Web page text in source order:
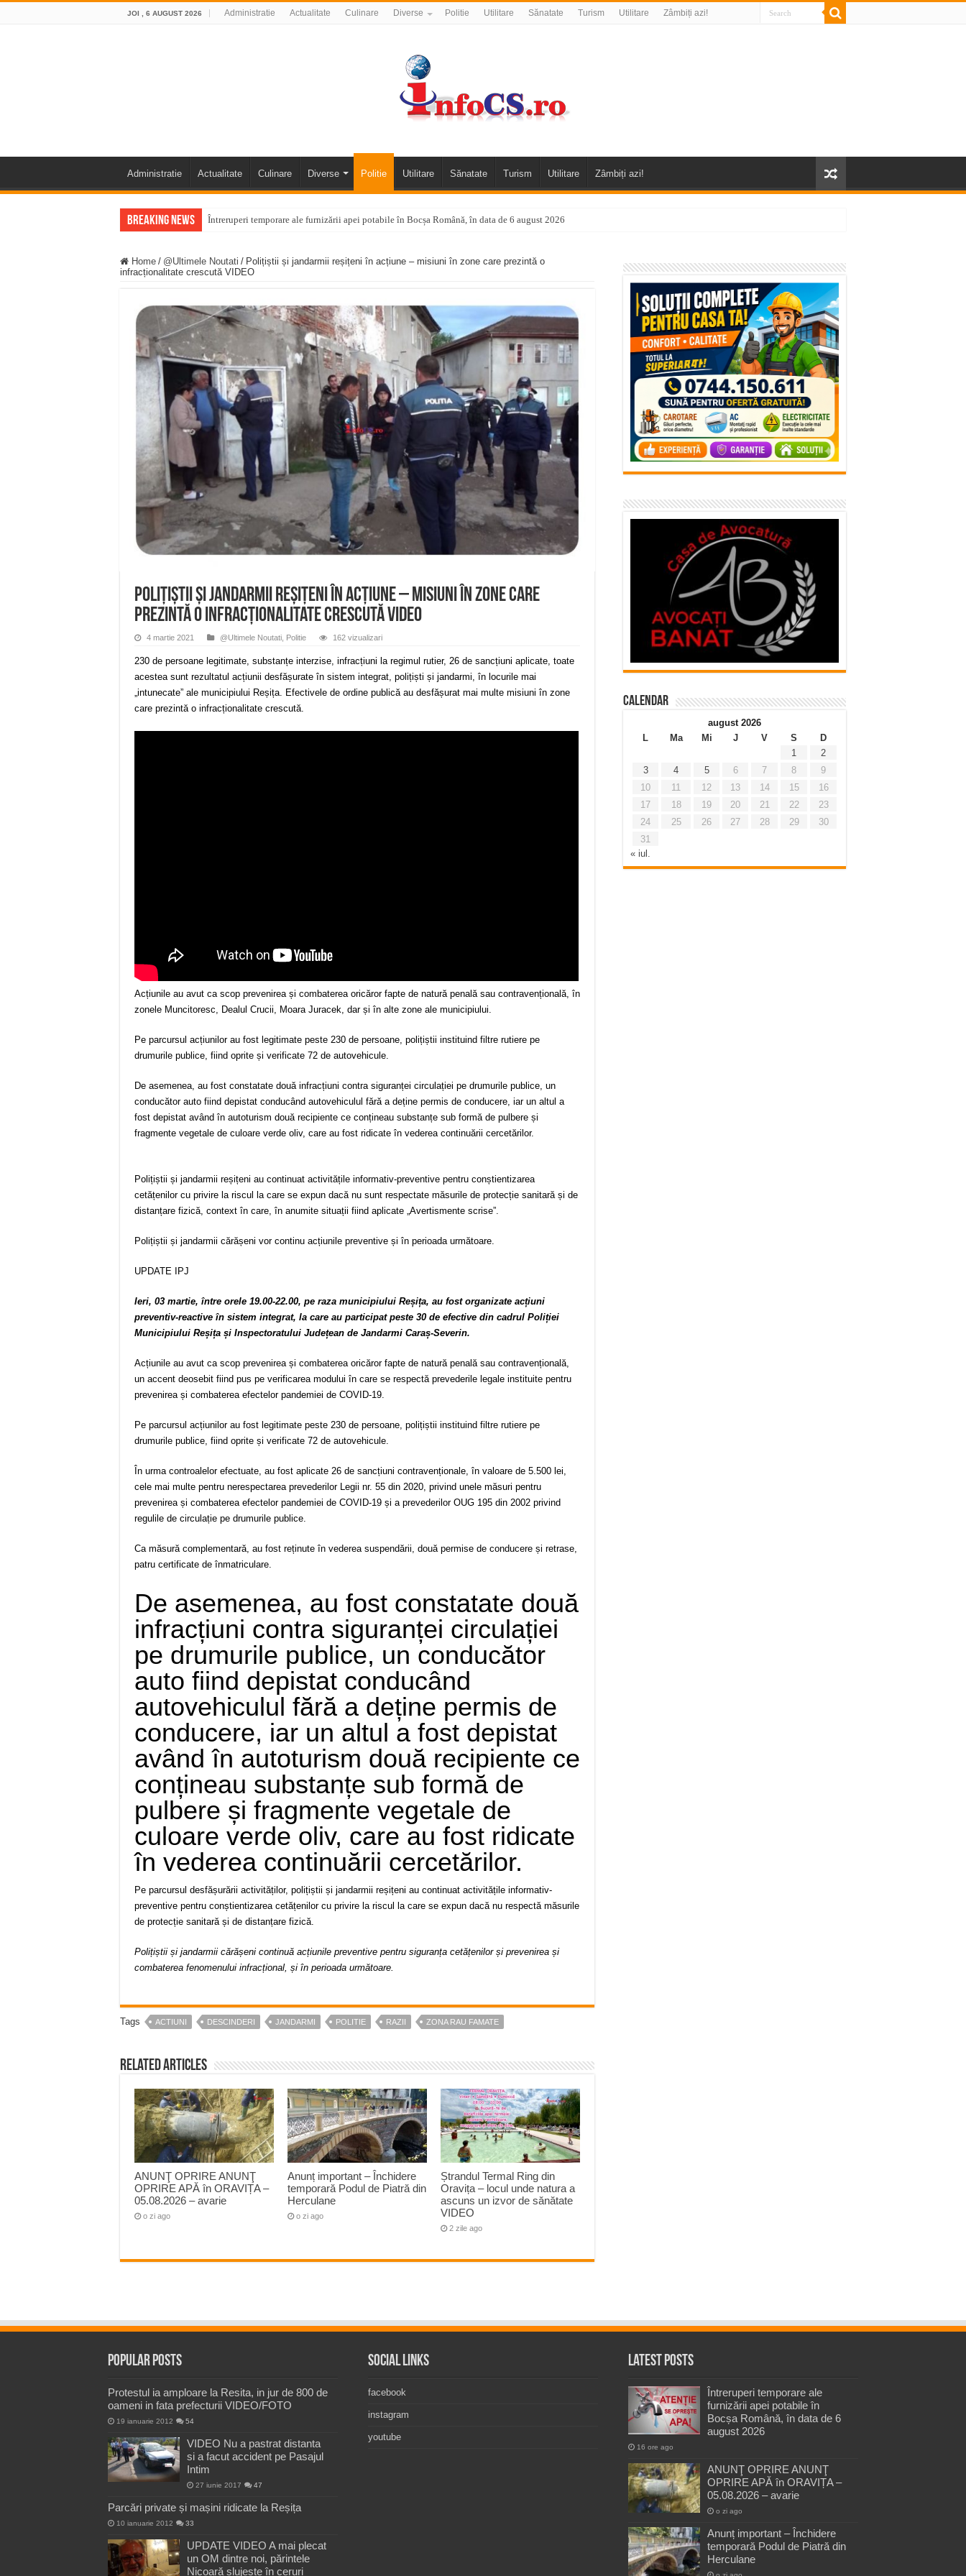
JOI , 6 AUGUST 2026 Administratie Actualitate Culinare Diverse Politie Utilitare Sănatate Turism Utilitare Zâmbiți azi!
Administratie Actualitate Culinare Diverse Politie Utilitare Sănatate Turism Utilitare Zâmbiți azi!
Breaking News Întreruperi temporare ale furnizării apei potabile în Bocșa Română, în data de 6 august 2026
Anunț important – Închidere temporară Podul de Piatră din Herculane
Miresme de lavandă, mentă și flori de vară și râsete de copii la Carașova VIDEO
ANUNȚ OPRIRE APĂ în Reșița – avarie – 04.08.2026 – str. Văliugului și Plastomet
ANUNŢ OPRIRE APĂ în CARANSEBEȘ – 04.08.2026 – avarie – Calea Severinului
ANUNŢ OPRIRE APĂ în CARANSEBEȘ avarie
ANUNȚ OPRIRE APĂ în Reșița, cartier Țerova – avarie – 04.08.2026
ANUNȚ OPRIRE APĂ în Reșița – avarie – 03.08.2026 – Calea Caransebeșului
Home / @Ultimele Noutati / Polițiștii și jandarmii reșițeni în acțiune – misiuni în zone care prezintă o
infracționalitate crescută VIDEO
Polițiștii și jandarmii reșițeni în acțiune – misiuni în zone care
prezintă o infracționalitate crescută VIDEO
4 martie 2021 @Ultimele Noutati Politie 162 vizualizari
230 de persoane legitimate, substanțe interzise, infracțiuni la regimul rutier, 26 de sancțiuni aplicate, toate
acestea sunt rezultatul acțiunii desfășurate în sistem integrat, polițiști și jandarmi, în locurile mai
„intunecate” ale municipiului Reșița. Efectivele de ordine publică au desfășurat mai multe misiuni în zone
care prezintă o infracționalitate crescută.
Acțiunile au avut ca scop prevenirea și combaterea oricăror fapte de natură penală sau contravențională, în
zonele Muncitoresc, Dealul Crucii, Moara Juracek, dar și în alte zone ale municipiului.
Pe parcursul acțiunilor au fost legitimate peste 230 de persoane, polițiștii instituind filtre rutiere pe
drumurile publice, fiind oprite și verificate 72 de autovehicule.
De asemenea, au fost constatate două infracțiuni contra siguranței circulației pe drumurile publice, un
conducător auto fiind depistat conducând autovehiculul fără a deține permis de conducere, iar un altul a
fost depistat având în autoturism două recipiente ce conțineau substanțe sub formă de pulbere și
fragmente vegetale de culoare verde oliv, care au fost ridicate în vederea continuării cercetărilor.
Polițiștii și jandarmii reșițeni au continuat activitățile informativ-preventive pentru conștientizarea
cetățenilor cu privire la riscul la care se expun dacă nu sunt respectate măsurile de protecție sanitară și de
distanțare fizică, context în care, în anumite situații fiind aplicate „Avertismente scrise”.
Polițiștii și jandarmii cărășeni vor continu acțiunile preventive și în perioada următoare.
UPDATE IPJ
Ieri, 03 martie, între orele 19.00-22.00, pe raza municipiului Reșița, au fost organizate acțiuni
preventiv-reactive în sistem integrat, la care au participat peste 30 de efective din cadrul Poliției
Municipiului Reșița și Inspectoratului Județean de Jandarmi Caraș-Severin.
Acțiunile au avut ca scop prevenirea și combaterea oricăror fapte de natură penală sau contravențională,
un accent deosebit fiind pus pe verificarea modului în care se respectă prevederile legale instituite pentru
prevenirea și combaterea efectelor pandemiei de COVID-19.
Pe parcursul acțiunilor au fost legitimate peste 230 de persoane, polițiștii instituind filtre rutiere pe
drumurile publice, fiind oprite și verificate 72 de autovehicule.
În urma controalelor efectuate, au fost aplicate 26 de sancțiuni contravenționale, în valoare de 5.500 lei,
cele mai multe pentru nerespectarea prevederilor Legii nr. 55 din 2020, privind unele măsuri pentru
prevenirea și combaterea efectelor pandemiei de COVID-19 și a prevederilor OUG 195 din 2002 privind
regulile de circulație pe drumurile publice.
Ca măsură complementară, au fost reținute în vederea suspendării, două permise de conducere și retrase,
patru certificate de înmatriculare.
De asemenea, au fost constatate două
infracțiuni contra siguranței circulației
pe drumurile publice, un conducător
auto fiind depistat conducând
autovehiculul fără a deține permis de
conducere, iar un altul a fost depistat
având în autoturism două recipiente ce
conțineau substanțe sub formă de
pulbere și fragmente vegetale de
culoare verde oliv, care au fost ridicate
în vederea continuării cercetărilor.
Pe parcursul desfășurării activităților, polițiștii și jandarmii reșițeni au continuat activitățile informativ-
preventive pentru conștientizarea cetățenilor cu privire la riscul la care se expun dacă nu respectă măsurile
de protecție sanitară și de distanțare fizică.
Polițiștii și jandarmii cărășeni continuă acțiunile preventive pentru siguranța cetățenilor și prevenirea și
combaterea fenomenului infracțional, și în perioada următoare.
Tags ACTIUNI DESCINDERI JANDARMI POLITIE RAZII ZONA RAU FAMATE
Related Articles
ANUNŢ OPRIRE ANUNŢ
OPRIRE APĂ în ORAVIȚA –
05.08.2026 – avarie
o zi ago
Anunț important – Închidere
temporară Podul de Piatră din
Herculane
o zi ago
Ștrandul Termal Ring din
Oravița – locul unde natura a
ascuns un izvor de sănătate
VIDEO
2 zile ago
Calendar
august 2026
L
Ma Mi J V S
D
1
2
3
4 5 6 7 8
9
10
11 12 13 14 15
16
17
18 19 20 21 22
23
24
25 26 27 28 29
30
31
« iul.
Popular Posts
Protestul ia amploare la Resita, in jur de 800 de
oameni in fata prefecturii VIDEO/FOTO
19 ianuarie 2012 54
VIDEO Nu a pastrat distanta
si a facut accident pe Pasajul
Intim
27 iunie 2017 47
Parcări private și mașini ridicate la Reșița
10 ianuarie 2012 33
UPDATE VIDEO A mai plecat
un OM dintre noi, părintele
Nicoară slujește în ceruri
Social Links
facebook
instagram
youtube
Latest Posts
Întreruperi temporare ale
furnizării apei potabile în
Bocșa Română, în data de 6
august 2026
16 ore ago
ANUNŢ OPRIRE ANUNŢ
OPRIRE APĂ în ORAVIȚA –
05.08.2026 – avarie
o zi ago
Anunț important – Închidere
temporară Podul de Piatră din
Herculane